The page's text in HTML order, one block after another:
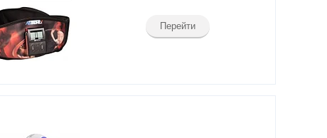
Перейти